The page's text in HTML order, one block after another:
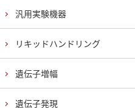
汎用実験機器
リキッドハンドリング
遺伝子増幅
遺伝子発現